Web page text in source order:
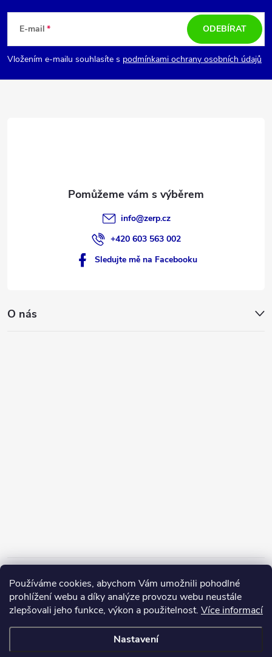
Používáme cookies, abychom Vám umožnili pohodlné
prohlížení webu a díky analýze provozu webu neustále
zlepšovali jeho funkce, výkon a použitelnost. Více informací
Nastavení
v
p
i
p
a
E-mail
Vložením e-mailu souhlasíte s podmínkami ochrany osobních údajů
ODEBÍRAT
info@zerp.cz
+420 603 563 002
Sledujte mě na Facebooku
O nás